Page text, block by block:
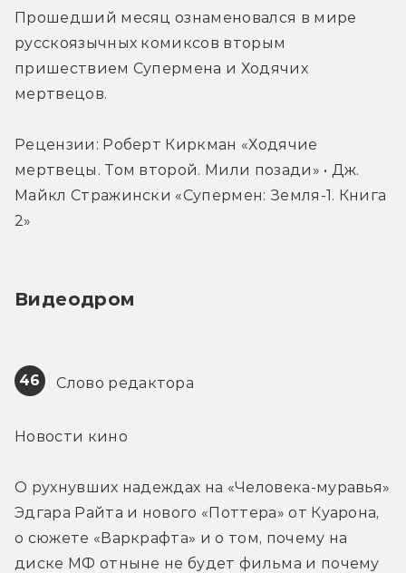
Прошедший месяц ознаменовался в мире
русскоязычных комиксов вторым
пришествием Супермена и Ходячих
мертвецов.
Рецензии: Роберт Киркман «Ходячие
мертвецы. Том второй. Мили позади» • Дж.
Майкл Стражински «Супермен: Земля-1. Книга
2»
Видеодром
46 Слово редактора
Новости кино
О рухнувших надеждах на «Человека-муравья»
Эдгара Райта и нового «Поттера» от Куарона,
о сюжете «Варкрафта» и о том, почему на
диске МФ отныне не будет фильма и почему